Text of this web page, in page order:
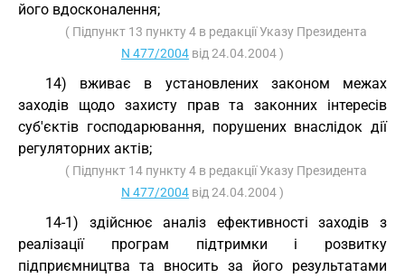
його вдосконалення;
( Підпункт 13 пункту 4 в редакції Указу Президента
N 477/2004 від 24.04.2004 )
14) вживає в установлених законом межах
заходів щодо захисту прав та законних інтересів
суб'єктів господарювання, порушених внаслідок дії
регуляторних актів;
( Підпункт 14 пункту 4 в редакції Указу Президента
N 477/2004 від 24.04.2004 )
14-1) здійснює аналіз ефективності заходів з
реалізації програм підтримки і розвитку
підприємництва та вносить за його результатами